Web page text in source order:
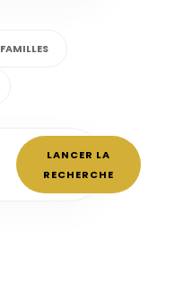
FAMILLES
LANCER LA
RECHERCHE